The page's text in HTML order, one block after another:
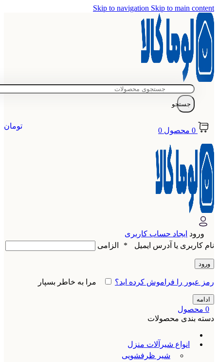
Skip to navigation Skip to main content
جستجو
0 محصول 0
تومان
ورود ایجاد حساب کاربری
نام کاربری یا آدرس ایمیل
* الزامی
ورود
رمز عبور را فراموش کرده اید؟ مرا به خاطر بسپار
ادامه
0 محصول
دسته بندی محصولات
انواع شیرآلات منزل
شیر ظرفشویی